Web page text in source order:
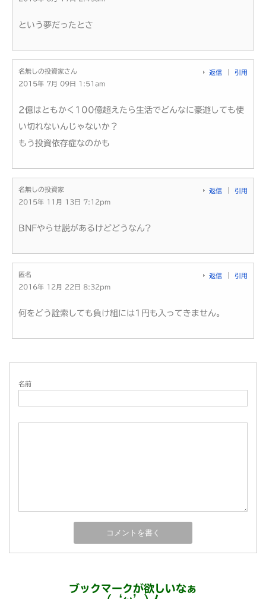
という夢だったとさ
名無しの投資家さん
2015年 7月 09日 1:51am
返信 引用
2億はともかく100億超えたら生活でどんなに豪遊しても使
い切れないんじゃないか？
もう投資依存症なのかも
名無しの投資家
2015年 11月 13日 7:12pm
返信 引用
BNFやらせ説があるけどどうなん?
匿名
2016年 12月 22日 8:32pm
返信 引用
何をどう詮索しても負け組には1円も入ってきません。
名前
ブックマークが欲しいなぁ